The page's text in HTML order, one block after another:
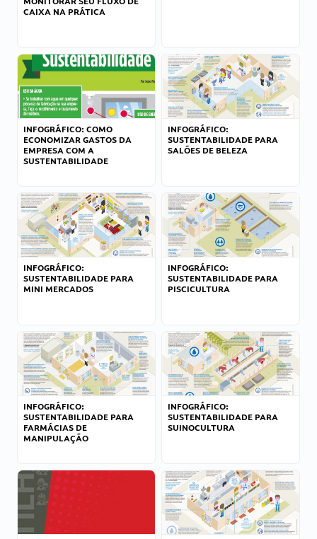
CAIXA NA PRÁTICA
INFOGRÁFICO: COMO
ECONOMIZAR GASTOS DA
EMPRESA COM A
SUSTENTABILIDADE
INFOGRÁFICO:
SUSTENTABILIDADE PARA
SALÕES DE BELEZA
INFOGRÁFICO:
SUSTENTABILIDADE PARA
MINI MERCADOS
INFOGRÁFICO:
SUSTENTABILIDADE PARA
PISCICULTURA
INFOGRÁFICO:
SUSTENTABILIDADE PARA
FARMÁCIAS DE
MANIPULAÇÃO
INFOGRÁFICO:
SUSTENTABILIDADE PARA
SUINOCULTURA